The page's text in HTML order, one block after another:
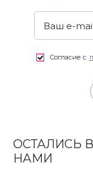
Согласие с
ОСТАЛИСЬ
НАМИ